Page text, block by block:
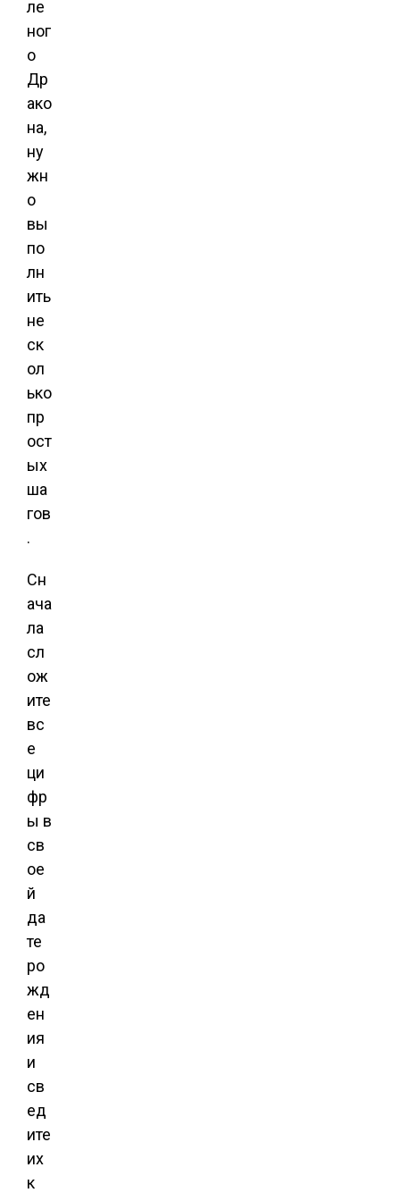
ле
ног
о
Др
ако
на,
ну
жн
о
вы
по
лн
ить
не
ск
ол
ько
пр
ост
ых
ша
гов
.
Сн
ача
ла
сл
ож
ите
вс
е
ци
фр
ы в
св
ое
й
да
те
ро
жд
ен
ия
и
св
ед
ите
их
к